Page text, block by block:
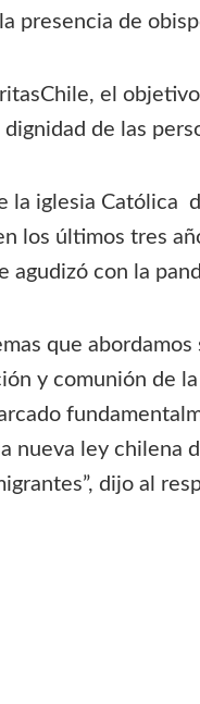
presencia de
el
de las
la iglesia Católica
los últimos tres
agudizó con la
que
y comunión de
nueva ley chilena
dijo al